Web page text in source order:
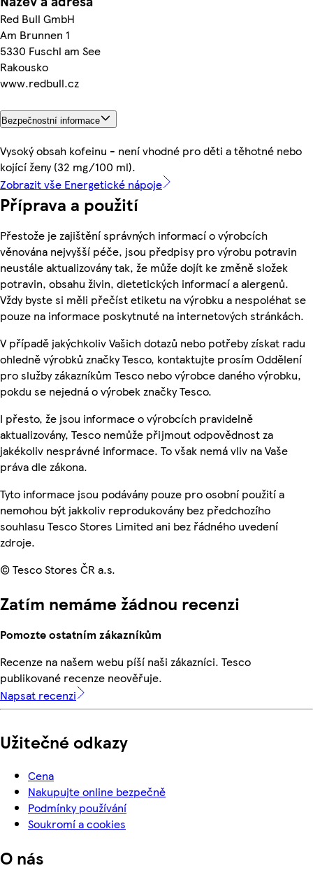
Red Bull GmbH
Am Brunnen 1
5330 Fuschl am See
Rakousko
www.redbull.cz
Bezpečnostní informace
Vysoký obsah kofeinu - není vhodné pro děti a těhotné nebo
kojící ženy (32 mg/100 ml).
Zobrazit vše Energetické nápoje
Příprava a použití
Přestože je zajištění správných informací o výrobcích
věnována nejvyšší péče, jsou předpisy pro výrobu potravin
neustále aktualizovány tak, že může dojít ke změně složek
potravin, obsahu živin, dietetických informací a alergenů.
Vždy byste si měli přečíst etiketu na výrobku a nespoléhat se
pouze na informace poskytnuté na internetových stránkách.
V případě jakýchkoliv Vašich dotazů nebo potřeby získat radu
ohledně výrobků značky Tesco, kontaktujte prosím Oddělení
pro služby zákazníkům Tesco nebo výrobce daného výrobku,
pokdu se nejedná o výrobek značky Tesco.
I přesto, že jsou informace o výrobcích pravidelně
aktualizovány, Tesco nemůže přijmout odpovědnost za
jakékoliv nesprávné informace. To však nemá vliv na Vaše
práva dle zákona.
Tyto informace jsou podávány pouze pro osobní použití a
nemohou být jakkoliv reprodukovány bez předchozího
souhlasu Tesco Stores Limited ani bez řádného uvedení
zdroje.
© Tesco Stores ČR a.s.
Zatím nemáme žádnou recenzi
Pomozte ostatním zákazníkům
Recenze na našem webu píší naši zákazníci. Tesco
publikované recenze neověřuje.
Napsat recenzi
Užitečné odkazy
Cena
Nakupujte online bezpečně
Podmínky používání
Soukromí a cookies
O nás